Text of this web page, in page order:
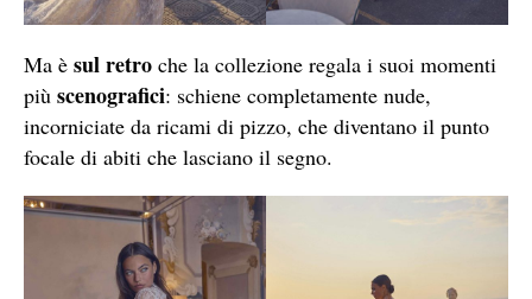
Ma è sul retro che la collezione regala i suoi momenti
più scenografici: schiene completamente nude,
incorniciate da ricami di pizzo, che diventano il punto
focale di abiti che lasciano il segno.